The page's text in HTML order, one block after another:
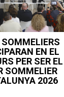
EN EL
PER SER EL
SOMMELIER
2026